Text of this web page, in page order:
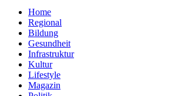
Home
Regional
Bildung
Gesundheit
Infrastruktur
Kultur
Lifestyle
Magazin